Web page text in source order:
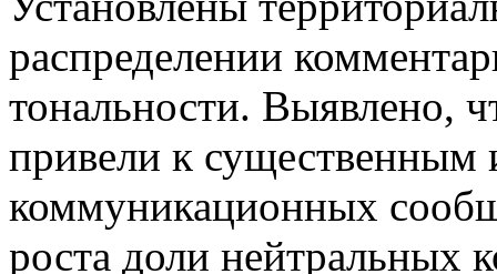
распределении
тональности. Выявлено,
привели к существенным
коммуникационных
роста доли нейтральных